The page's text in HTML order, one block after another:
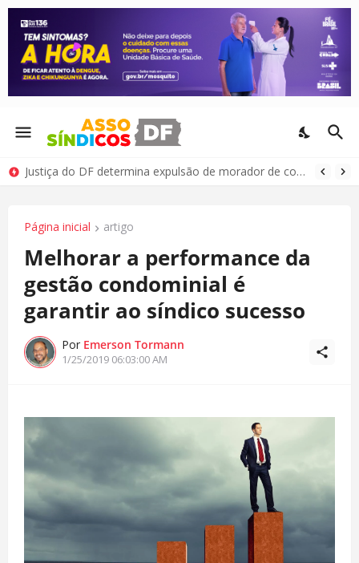
Justiça do DF determina expulsão de morador de condomínio por comportamento antissocial
Página inicial artigo
Melhorar a performance da
gestão condominial é
garantir ao síndico sucesso
Por Emerson Tormann
1/25/2019 06:03:00 AM